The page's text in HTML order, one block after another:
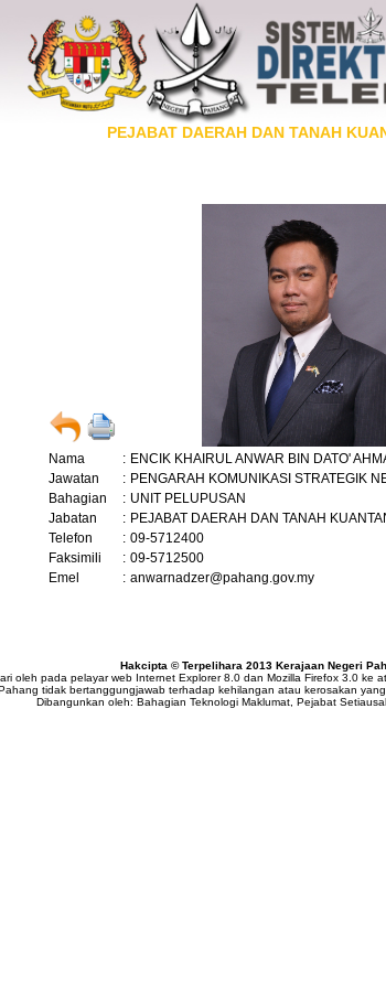
PEJABAT DAERAH DAN TANAH
Nama : ENCIK KHAIRUL ANWAR BIN DATO'
Jawatan
: PENGARAH KOMUNIKASI STRATEGIK
Bahagian
: UNIT PELUPUSAN
Jabatan
: PEJABAT DAERAH DAN TANAH
Telefon
: 09-5712400
Faksimili
: 09-5712500
Emel
: anwarnadzer@pahang.gov.my
Hakcipta © Terpelihara 2013 Kerajaan Negeri
oleh pada pelayar web Internet Explorer 8.0 dan Mozilla Firefox 3.0 ke
tidak bertanggungjawab terhadap kehilangan atau kerosakan
Dibangunkan oleh: Bahagian Teknologi Maklumat, Pejabat